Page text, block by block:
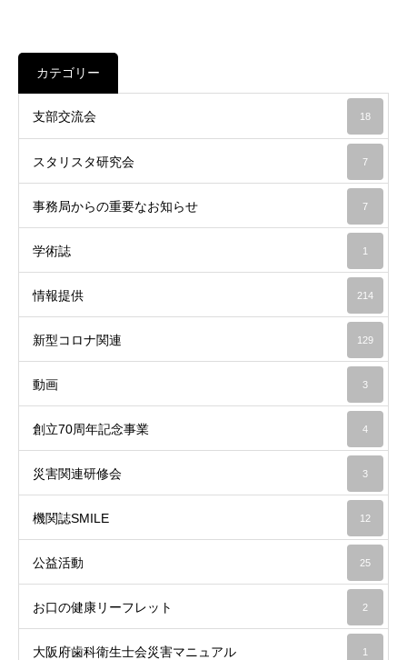
カテゴリー
支部交流会 18
スタリスタ研究会 7
事務局からの重要なお知らせ 7
学術誌 1
情報提供 214
新型コロナ関連 129
動画 3
創立70周年記念事業 4
災害関連研修会 3
機関誌SMILE 12
公益活動 25
お口の健康リーフレット 2
大阪府歯科衛生士会災害マニュアル 1